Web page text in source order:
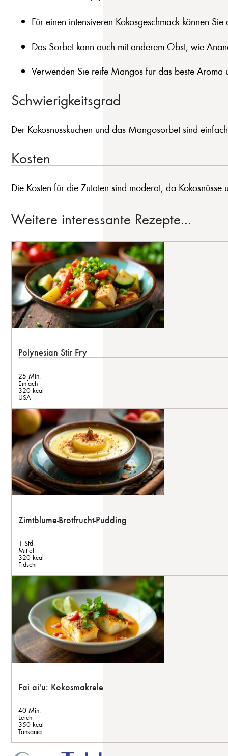
Für einen intensiveren Kokosgeschmack können
Das Sorbet kann auch mit anderem Obst, wie
Verwenden Sie reife Mangos für das beste Aroma
Schwierigkeitsgrad
Der Kokosnusskuchen und das Mangosorbet sind
Kosten
Die Kosten für die Zutaten sind moderat, da
Weitere interessante Rezepte...
Polynesian Stir Fry
25 Min.
Einfach
320 kcal
USA
Zimtblume-Brotfrucht-Pudding
1 Std.
Mittel
320 kcal
Fidschi
Fai ai'u: Kokosmakrele
40 Min.
Leicht
350 kcal
Tansania